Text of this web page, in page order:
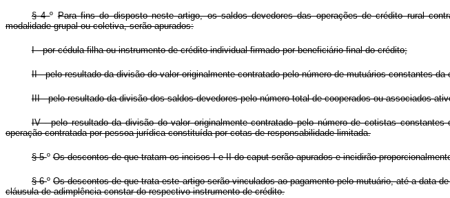
§ 4ºPara fins do disposto neste artigo, os saldos devedores das operações de crédito rural
modalidade grupal ou coletiva, serão apurados:
I - por cédula-filha ou instrumento de crédito individual firmado por beneficiário final do crédito;
II - pelo resultado da divisão do valor originalmente contratado pelo número de mutuários constantes
III - pelo resultado da divisão dos saldos devedores pelo número total de cooperados ou associados
IV - pelo resultado da divisão do valor originalmente contratado pelo número de cotistas
operação contratada por pessoa jurídica constituída por cotas de responsabilidade limitada.
§ 5ºOs descontos de que tratam os incisos I e II docaputserão apurados e incidirão
§ 6ºOs descontos de que trata este artigo serão vinculados ao pagamento pelo mutuário, até a data
cláusula de adimplência constar do respectivo instrumento de crédito.